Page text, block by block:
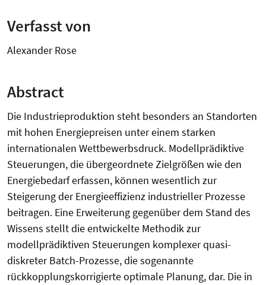
Verfasst von
Alexander Rose
Abstract
Die Industrieproduktion steht besonders an Standorten
mit hohen Energiepreisen unter einem starken
internationalen Wettbewerbsdruck. Modellprädiktive
Steuerungen, die übergeordnete Zielgrößen wie den
Energiebedarf erfassen, können wesentlich zur
Steigerung der Energieeffizienz industrieller Prozesse
beitragen. Eine Erweiterung gegenüber dem Stand des
Wissens stellt die entwickelte Methodik zur
modellprädiktiven Steuerungen komplexer quasi-
diskreter Batch-Prozesse, die sogenannte
rückkopplungskorrigierte optimale Planung, dar. Die in